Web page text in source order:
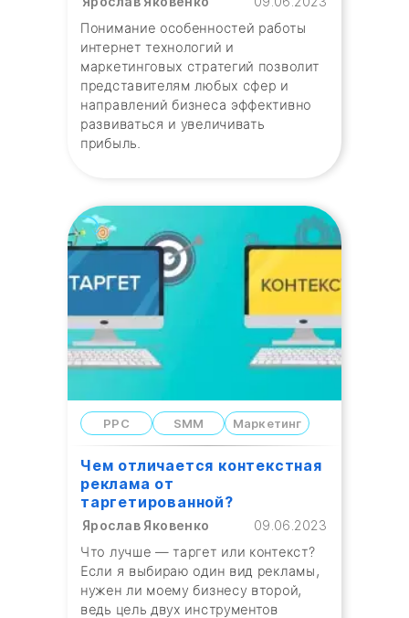
Понимание особенностей работы
интернет технологий и
маркетинговых стратегий позволит
представителям любых сфер и
направлений бизнеса эффективно
развиваться и увеличивать
прибыль.
PPC SMM Маркетинг
Чем отличается контекстная
реклама от
таргетированной?
Ярослав Яковенко
09.06.2023
Что лучше — таргет или контекст?
Если я выбираю один вид рекламы,
нужен ли моему бизнесу второй,
ведь цель двух инструментов